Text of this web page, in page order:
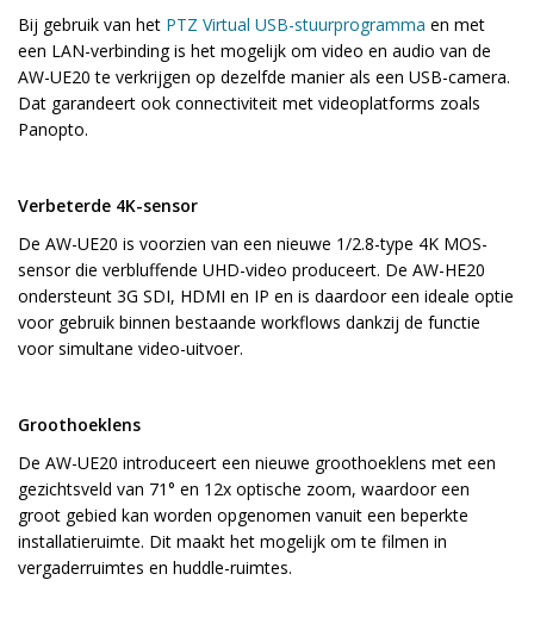
Bij gebruik van het PTZ Virtual USB-stuurprogramma en met
een LAN-verbinding is het mogelijk om video en audio van de
AW-UE20 te verkrijgen op dezelfde manier als een USB-camera.
Dat garandeert ook connectiviteit met videoplatforms zoals
Panopto.
Verbeterde 4K-sensor
De AW-UE20 is voorzien van een nieuwe 1/2.8-type 4K MOS-
sensor die verbluffende UHD-video produceert. De AW-HE20
ondersteunt 3G SDI, HDMI en IP en is daardoor een ideale optie
voor gebruik binnen bestaande workflows dankzij de functie
voor simultane video-uitvoer.
Groothoeklens
De AW-UE20 introduceert een nieuwe groothoeklens met een
gezichtsveld van 71° en 12x optische zoom, waardoor een
groot gebied kan worden opgenomen vanuit een beperkte
installatieruimte. Dit maakt het mogelijk om te filmen in
vergaderruimtes en huddle-ruimtes.